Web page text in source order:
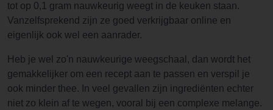
tot op 0,1 gram nauwkeurig weegt in de keuken staan.
Vanzelfsprekend zijn ze goed verkrijgbaar online en
eigenlijk ook wel een aanrader.
Heb je wel zo'n nauwkeurige weegschaal, dan wordt het
gemakkelijker om een recept aan te passen en verspil je
ook minder thee. In veel gevallen zijn ingrediënten echter
niet zo klein af te wegen, vooral bij een complexe melange.